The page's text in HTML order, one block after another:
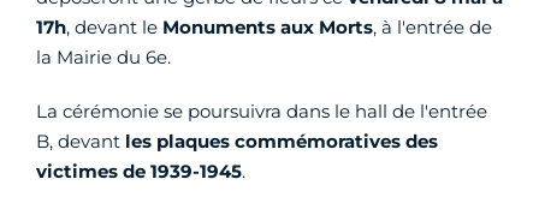
17h, devant le Monuments aux Morts, à l'entrée de
la Mairie du 6e.
La cérémonie se poursuivra dans le hall de l'entrée
B, devant les plaques commémoratives des
victimes de 1939-1945.